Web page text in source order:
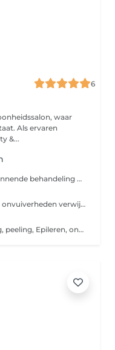
6
waar
&...
Een hoofdhuidmassage is een ontspannende behandeling waarbij het hoofd, de nek en de schouders met zachte druk en strijkingen worden gemasseerd. Behandeling die ook als extra geboekt kan worden bij andere behandelingen.
Aangepaste reining, peeling, Epileren, onvuiverheden verwijderen, Lymfedrainage massage 20min. met glazen klokjes van gelaat- hals- decollaté, Manuele massage 25 min. van gelaat- hals- decollaté- nek & schouders, Aangepast masker, Afsluitende huidvezorging incl. elixer of serum.
Aangepaste reiniging, diepte reiniging, peeling, Epileren, onzuiverheden verwijderen, Manuele massage OF Lymfedrainage ca.25 min. van gelaat- hals- decolleté- nek & schouders, Aangepast masker, Afsluitende huidverzorging incl. elixer of serum.